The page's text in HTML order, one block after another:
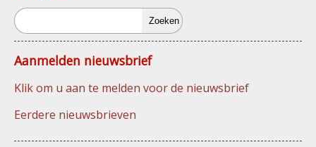
Zoeken
Aanmelden nieuwsbrief
Klik om u aan te melden voor de nieuwsbrief
Eerdere nieuwsbrieven